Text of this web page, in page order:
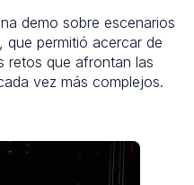
demo sobre escenarios
que permitió acercar de
retos que afrontan las
vez más complejos.